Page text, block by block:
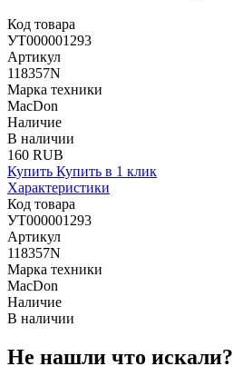
Код товара
УТ000001293
Артикул
118357N
Марка техники
MacDon
Наличие
В наличии
160 RUB
Купить Купить в 1 клик
Характеристики
Код товара
УТ000001293
Артикул
118357N
Марка техники
MacDon
Наличие
В наличии
Не нашли что искали?